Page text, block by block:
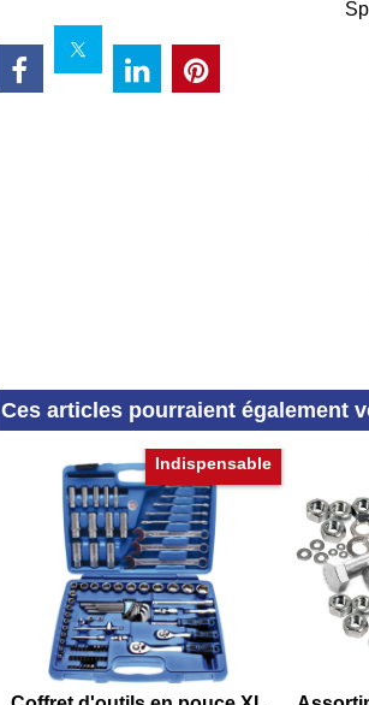
Ces articles pourraient également
Indispensable